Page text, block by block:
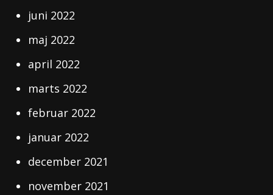
juni 2022
maj 2022
april 2022
marts 2022
februar 2022
januar 2022
december 2021
november 2021